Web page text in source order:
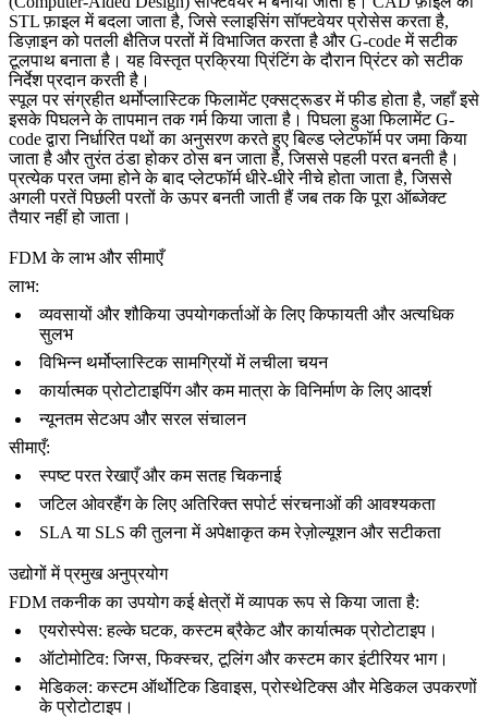
STL फ़ाइल में बदला जाता है, जिसे स्लाइसिंग सॉफ्टवेयर प्रोसेस करता है,
डिज़ाइन को पतली क्षैतिज परतों में विभाजित करता है और G-code में सटीक
टूलपाथ बनाता है। यह विस्तृत प्रक्रिया प्रिंटिंग के दौरान प्रिंटर को सटीक
निर्देश प्रदान करती है।
स्पूल पर संग्रहीत थर्मोप्लास्टिक फिलामेंट एक्सट्रूडर में फीड होता है, जहाँ इसे
इसके पिघलने के तापमान तक गर्म किया जाता है। पिघला हुआ फिलामेंट G-
code द्वारा निर्धारित पथों का अनुसरण करते हुए बिल्ड प्लेटफॉर्म पर जमा किया
जाता है और तुरंत ठंडा होकर ठोस बन जाता है, जिससे पहली परत बनती है।
प्रत्येक परत जमा होने के बाद प्लेटफॉर्म धीरे-धीरे नीचे होता जाता है, जिससे
अगली परतें पिछली परतों के ऊपर बनती जाती हैं जब तक कि पूरा ऑब्जेक्ट
तैयार नहीं हो जाता।
FDM के लाभ और सीमाएँ
लाभ:
व्यवसायों और शौकिया उपयोगकर्ताओं के लिए किफायती और अत्यधिक
सुलभ
विभिन्न थर्मोप्लास्टिक सामग्रियों में लचीला चयन
कार्यात्मक प्रोटोटाइपिंगऔर कम मात्रा के विनिर्माण के लिए आदर्श
न्यूनतम सेटअप और सरल संचालन
सीमाएँ:
स्पष्ट परत रेखाएँ और कम सतह चिकनाई
जटिल ओवरहैंग के लिए अतिरिक्त सपोर्ट संरचनाओं की आवश्यकता
SLA या SLS की तुलना में अपेक्षाकृत कम रेज़ोल्यूशन और सटीकता
उद्योगों में प्रमुख अनुप्रयोग
FDM तकनीक का उपयोग कई क्षेत्रों में व्यापक रूप से किया जाता है:
एयरोस्पेस: हल्के घटक, कस्टम ब्रैकेट और कार्यात्मक प्रोटोटाइप।
ऑटोमोटिव: जिग्स, फिक्स्चर, टूलिंग और कस्टम कार इंटीरियर भाग।
मेडिकल: कस्टम ऑर्थोटिक डिवाइस, प्रोस्थेटिक्स और मेडिकल उपकरणों
के प्रोटोटाइप।